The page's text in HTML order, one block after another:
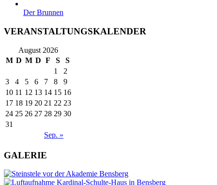
Der Brunnen
VERANSTALTUNGSKALENDER
August 2026
M D M D F S S
Sep. »
1
2
3
4 5 6 7 8
9
10 11 12 13 14 15 16
17 18 19 20 21 22 23
24 25 26 27 28 29 30
31
GALERIE